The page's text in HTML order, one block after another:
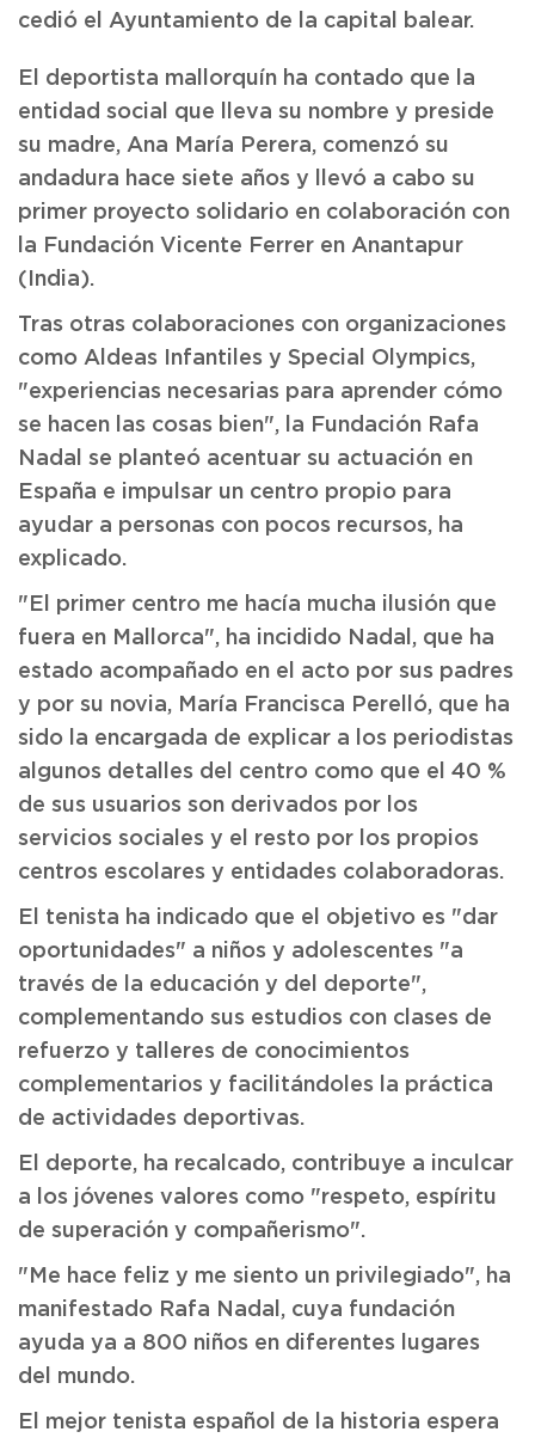
cedió el Ayuntamiento de la capital balear.
El deportista mallorquín ha contado que la
entidad social que lleva su nombre y preside
su madre, Ana María Perera, comenzó su
andadura hace siete años y llevó a cabo su
primer proyecto solidario en colaboración con
la Fundación Vicente Ferrer en Anantapur
(India).
Tras otras colaboraciones con organizaciones
como Aldeas Infantiles y Special Olympics,
"experiencias necesarias para aprender cómo
se hacen las cosas bien", la Fundación Rafa
Nadal se planteó acentuar su actuación en
España e impulsar un centro propio para
ayudar a personas con pocos recursos, ha
explicado.
"El primer centro me hacía mucha ilusión que
fuera en Mallorca", ha incidido Nadal, que ha
estado acompañado en el acto por sus padres
y por su novia, María Francisca Perelló, que ha
sido la encargada de explicar a los periodistas
algunos detalles del centro como que el 40 %
de sus usuarios son derivados por los
servicios sociales y el resto por los propios
centros escolares y entidades colaboradoras.
El tenista ha indicado que el objetivo es "dar
oportunidades" a niños y adolescentes "a
través de la educación y del deporte",
complementando sus estudios con clases de
refuerzo y talleres de conocimientos
complementarios y facilitándoles la práctica
de actividades deportivas.
El deporte, ha recalcado, contribuye a inculcar
a los jóvenes valores como "respeto, espíritu
de superación y compañerismo".
"Me hace feliz y me siento un privilegiado", ha
manifestado Rafa Nadal, cuya fundación
ayuda ya a 800 niños en diferentes lugares
del mundo.
El mejor tenista español de la historia espera